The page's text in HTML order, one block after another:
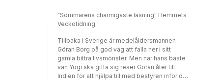
"Sommarens charmigaste läsning" Hemmets
Veckotidning
Tillbaka i Sverige är medelåldersmannen
Göran Borg på god väg att falla ner i sitt
gamla bittra livsmönster. Men när hans bäste
vän Yogi ska gifta sig reser Göran åter till
Indien för att hjälpa till med bestyren inför det